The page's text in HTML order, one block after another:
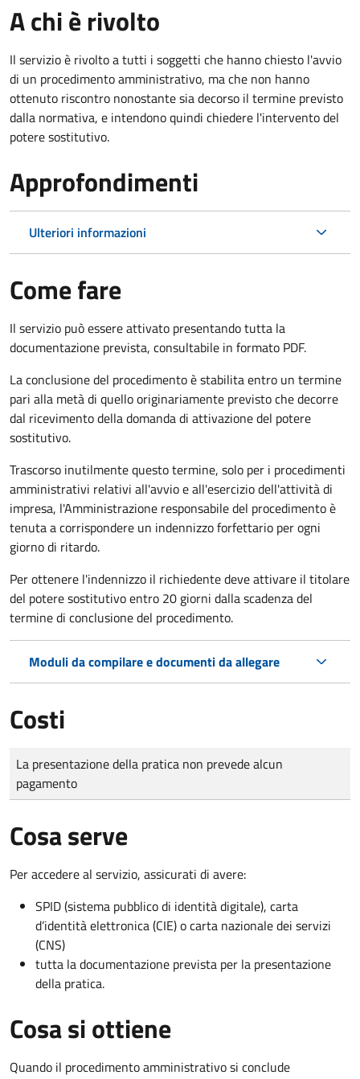
A chi è rivolto
Il servizio è rivolto a tutti i soggetti che hanno chiesto l'avvio
di un procedimento amministrativo, ma che non hanno
ottenuto riscontro nonostante sia decorso il termine previsto
dalla normativa, e intendono quindi chiedere l'intervento del
potere sostitutivo.
Approfondimenti
Ulteriori informazioni
Come fare
Il servizio può essere attivato presentando tutta la
documentazione prevista, consultabile in formato PDF.
La conclusione del procedimento è stabilita entro un termine
pari alla metà di quello originariamente previsto che decorre
dal ricevimento della domanda di attivazione del potere
sostitutivo.
Trascorso inutilmente questo termine, solo per i procedimenti
amministrativi relativi all'avvio e all'esercizio dell'attività di
impresa, l'Amministrazione responsabile del procedimento è
tenuta a corrispondere un indennizzo forfettario per ogni
giorno di ritardo.
Per ottenere l'indennizzo il richiedente deve attivare il titolare
del potere sostitutivo entro 20 giorni dalla scadenza del
termine di conclusione del procedimento.
Moduli da compilare e documenti da allegare
Costi
Tipo di pagamento
Importo
La presentazione della pratica non prevede alcun
pagamento
Cosa serve
Per accedere al servizio, assicurati di avere:
SPID (sistema pubblico di identità digitale), carta
d’identità elettronica (CIE) o carta nazionale dei servizi
(CNS)
tutta la documentazione prevista per la presentazione
della pratica.
Cosa si ottiene
Quando il procedimento amministrativo si conclude